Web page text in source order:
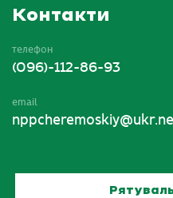
Контакти
телефон
(096)-112-86-93
email